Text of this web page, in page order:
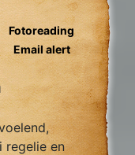
Fotoreading
Email alert
regelie en